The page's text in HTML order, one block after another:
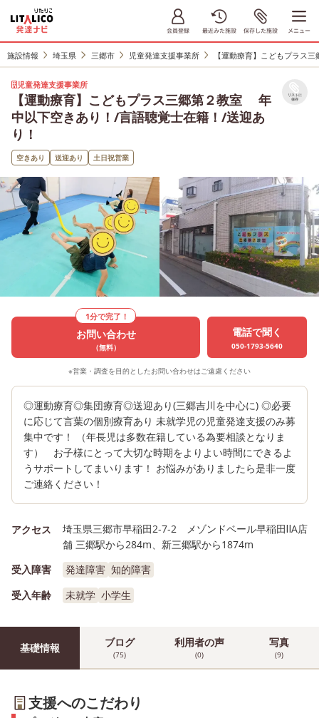
施設情報 埼玉県 三郷市 児童発達支援事業所 【運動療育】こどもプラス
児童発達支援事業所
【運動療育】こどもプラス三郷第２教室 年
中以下空きあり！/言語聴覚士在籍！/送迎あ
り！
リストに
保存
空きあり 送迎あり 土日祝営業
1分で完了！
お問い合わせ
（無料）
電話で聞く
050-1793-5640
※営業・調査を目的としたお問い合わせはご遠慮ください
◎運動療育◎集団療育◎送迎あり(三郷吉川を中心に) ◎必要
に応じて言葉の個別療育あり 未就学児の児童発達支援のみ募
集中です！ （年長児は多数在籍している為要相談となりま
す） お子様にとって大切な時期をよりよい時間にできるよ
うサポートしてまいります！ お悩みがありましたら是非一度
ご連絡ください！
アクセス
埼玉県三郷市早稲田2-7-2 メゾンドベール早稲田ⅡA店
舗 三郷駅から284m、新三郷駅から1874m
受入障害
発達障害 知的障害
受入年齢
未就学 小学生
基礎情報 ブログ
(75)
利用者の声
(0)
写真
(9)
支援へのこだわり